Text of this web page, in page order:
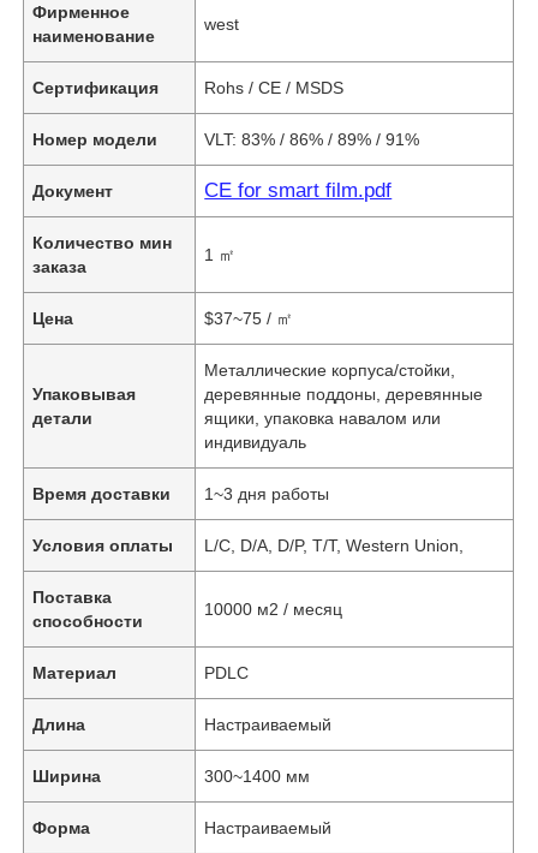
Фирменное
наименование
west
Сертификация Rohs / CE / MSDS
Номер модели VLT: 83% / 86% / 89% / 91%
Документ CE for smart film.pdf
Количество мин
заказа
1 ㎡
Цена $37~75 / ㎡
Упаковывая
детали
Металлические корпуса/стойки,
деревянные поддоны, деревянные
ящики, упаковка навалом или
индивидуаль
Время доставки 1~3 дня работы
Условия оплаты L/C, D/A, D/P, T/T, Western Union,
Поставка
способности
10000 м2 / месяц
Материал PDLC
Длина Настраиваемый
Ширина 300~1400 мм
Форма Настраиваемый